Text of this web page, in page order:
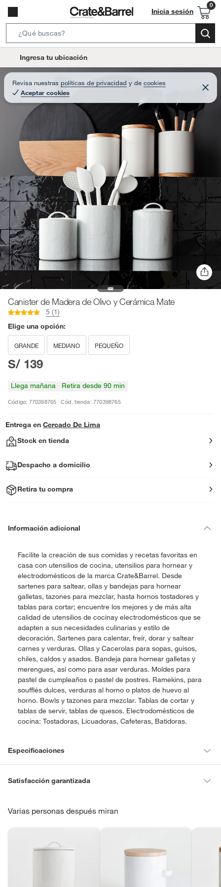
Inicia sesión
e
r
c
r
o
t
c
o
n
Ingresa tu ubicación
Revisa nuestras políticas de privacidad y de cookies
Aceptar cookies
C
e
r
Canister de Madera de Olivo y Cerámica Mate
5 (1)
Elige una opción:
GRANDE MEDIANO PEQUEÑO
S/ 139
Llega mañana Retira desde 90 min
Código: 770398765 Cód. tienda: 770398765
Entrega en Cercado De Lima
Stock en tienda
Despacho a domicilio
Retira tu compra
Información adicional
Facilite la creación de sus comidas y recetas favoritas en
casa con utensilios de cocina, utensilios para hornear y
electrodomésticos de la marca Crate&Barrel. Desde
sartenes para saltear, ollas y bandejas para hornear
galletas, tazones para mezclar, hasta hornos tostadores y
tablas para cortar; encuentre los mejores y de más alta
calidad de utensilios de cocinay electrodomésticos que se
adapten a sus necesidades culinarias y estilo de
decoración. Sartenes para calentar, freír, dorar y saltear
carnes y verduras. Ollas y Cacerolas para sopas, guisos,
chiles, caldos y asados. Bandeja para hornear galletas y
merengues, así como para asar verduras. Moldes para
pastel de cumpleaños o pastel de postres. Ramekins, para
soufflés dulces, verduras al horno o platos de huevo al
horno. Bowls y tazones para mezclar. Tablas de cortar y
tablas de servir, tablas de quesos. Electrodomésticos de
cocina: Tostadoras, Licuadoras, Cafeteras, Batidoras.
Especificaciones
Material
Modelo 399128
Tipo de recipiente
Satisfacción garantizada
para hacer una devolución.
cambiar. Conoce cuáles son:
Falabella, Tottus y otros vendedores tienen:
48 horas: cemento, mezclas de hormigón, morteros, yeso y
Varias personas después miran